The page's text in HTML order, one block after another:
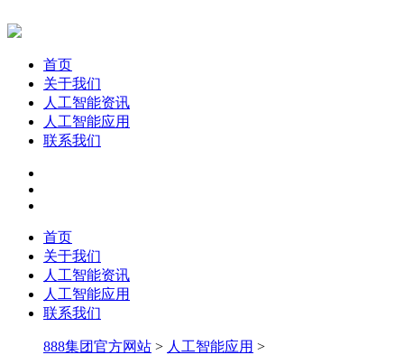
首页
关于我们
人工智能资讯
人工智能应用
联系我们
首页
关于我们
人工智能资讯
人工智能应用
联系我们
888集团官方网站 > 人工智能应用 >